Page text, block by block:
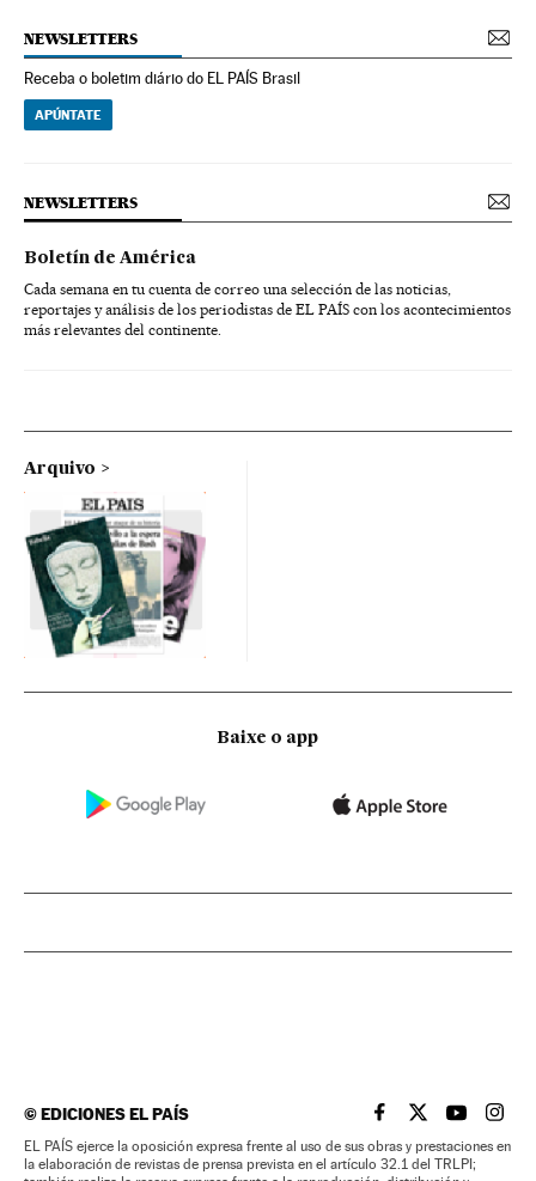
NEWSLETTERS
Receba o boletim diário do EL PAÍS Brasil
APÚNTATE
NEWSLETTERS
Boletín de América
Cada semana en tu cuenta de correo una selección de las noticias,
reportajes y análisis de los periodistas de EL PAÍS con los acontecimientos
más relevantes del continente.
Arquivo
Baixe o app
©EDICIONES EL PAÍS EL PAÍS BRASIL EN
EL PAÍSEL PAÍS
EL
EL PAÍS ejerce la oposición expresa frente al uso de sus obras y prestaciones en
la elaboración de revistas de prensa prevista en el artículo 32.1 del TRLPI;